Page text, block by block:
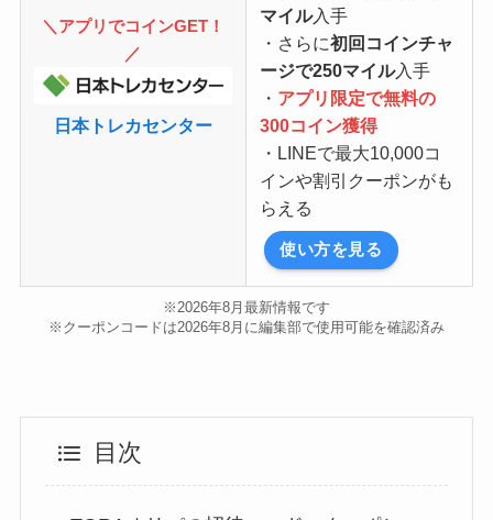
＼アプリでコインGET！
／
日本トレカセンター
マイル入手
・さらに初回コインチャ
ージで250マイル入手
・ アプリ限定で無料の
300コイン獲得
・LINEで最大10,000コ
インや割引クーポンがも
らえる
使い方を見る
※2026年8月最新情報です
※クーポンコードは2026年8月に編集部で使用可能を確認済み
目次